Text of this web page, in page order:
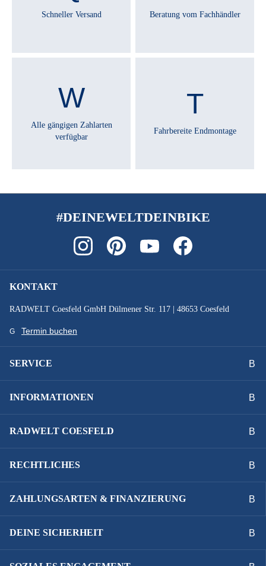
Schneller Versand Beratung vom Fachhändler
Alle gängigen Zahlarten
verfügbar
Fahrbereite Endmontage
#DEINEWELTDEINBIKE
KONTAKT
RADWELT Coesfeld GmbH Dülmener Str. 117 | 48653 Coesfeld
Termin buchen
SERVICE
INFORMATIONEN
RADWELT COESFELD
RECHTLICHES
ZAHLUNGSARTEN & FINANZIERUNG
DEINE SICHERHEIT